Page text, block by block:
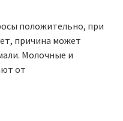
положительно, при
причина может
Молочные и
от